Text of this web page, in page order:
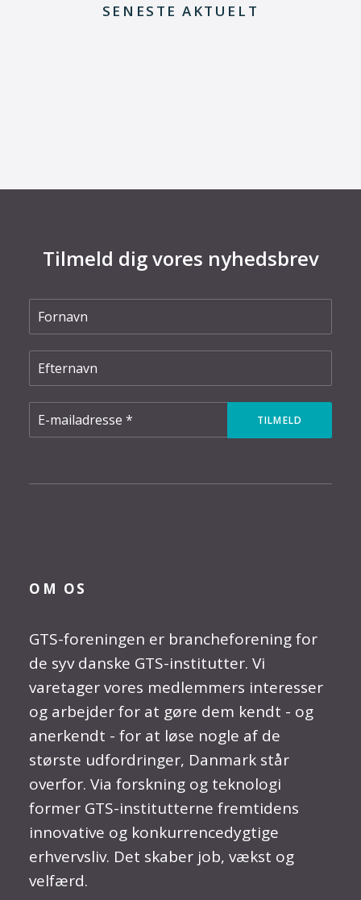
SENESTE AKTUELT
Tilmeld dig vores nyhedsbrev
OM OS
GTS-foreningen er brancheforening for
de syv danske GTS-institutter. Vi
varetager vores medlemmers interesser
og arbejder for at gøre dem kendt - og
anerkendt - for at løse nogle af de
største udfordringer, Danmark står
overfor. Via forskning og teknologi
former GTS-institutterne fremtidens
innovative og konkurrencedygtige
erhvervsliv. Det skaber job, vækst og
velfærd.